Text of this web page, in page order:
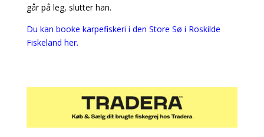
går på leg, slutter han.
Du kan booke karpefiskeri i den Store Sø i Roskilde
Fiskeland her.